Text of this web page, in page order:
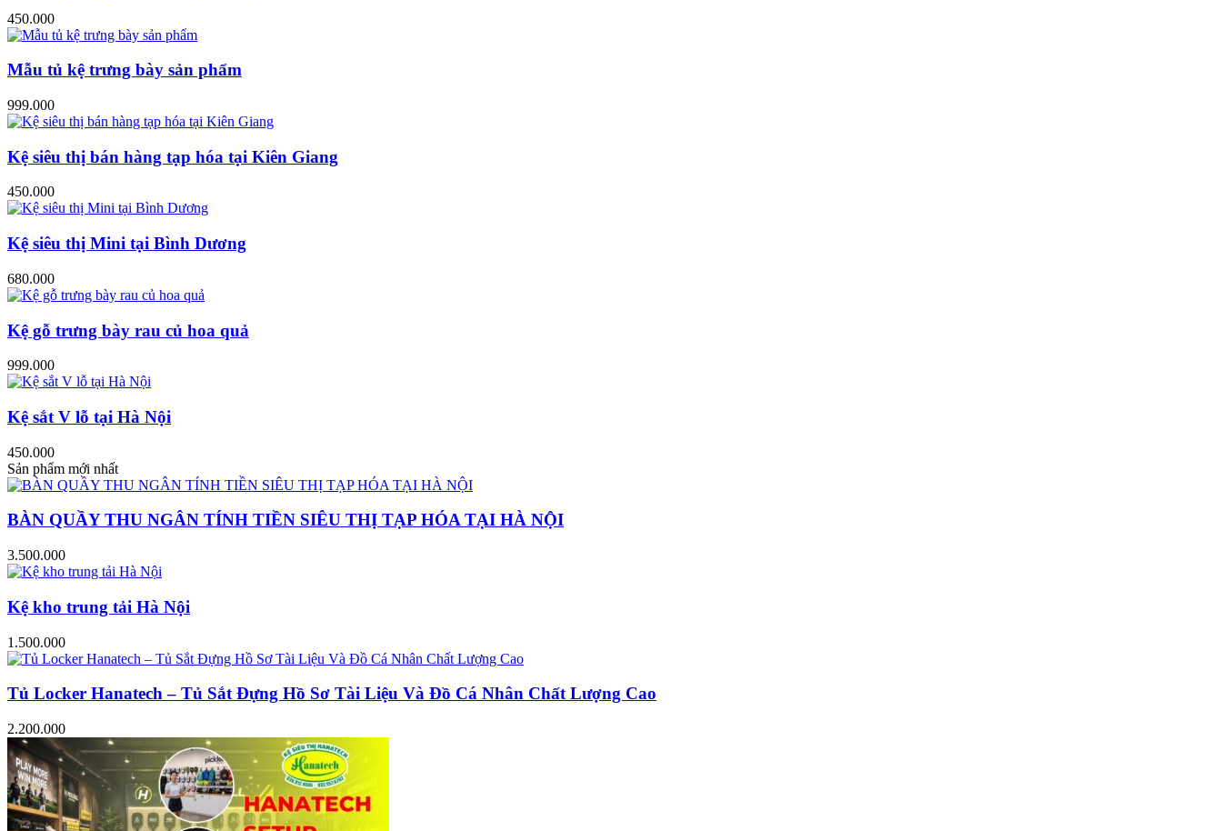
450.000
Mẫu tủ kệ trưng bày sản phẩm
999.000
Kệ siêu thị bán hàng tạp hóa tại Kiên Giang
450.000
Kệ siêu thị Mini tại Bình Dương
680.000
Kệ gỗ trưng bày rau củ hoa quả
999.000
Kệ sắt V lỗ tại Hà Nội
450.000
Sản phẩm mới nhất
BÀN QUẦY THU NGÂN TÍNH TIỀN SIÊU THỊ TẠP HÓA TẠI HÀ NỘI
3.500.000
Kệ kho trung tải Hà Nội
1.500.000
Tủ Locker Hanatech – Tủ Sắt Đựng Hồ Sơ Tài Liệu Và Đồ Cá Nhân Chất Lượng Cao
2.200.000